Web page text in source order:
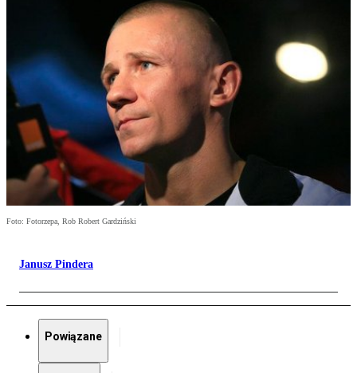
Foto: Fotorzepa, Rob Robert Gardziński
Janusz Pindera
Powiązane